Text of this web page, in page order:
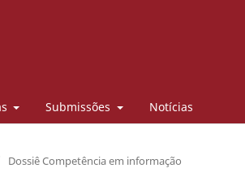
Submissões Notícias
Dossiê Competência em informação